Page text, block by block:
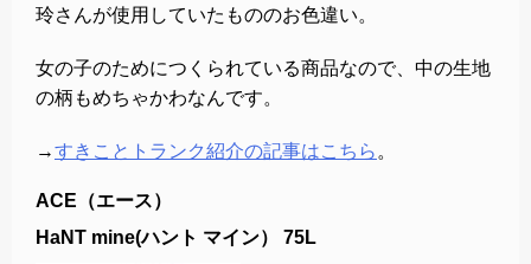
玲さんが使用していたもののお色違い。
女の子のためにつくられている商品なので、中の生地
の柄もめちゃかわなんです。
→すきことトランク紹介の記事はこちら 。
ACE（エース）
HaNT mine(ハント マイン） 75L